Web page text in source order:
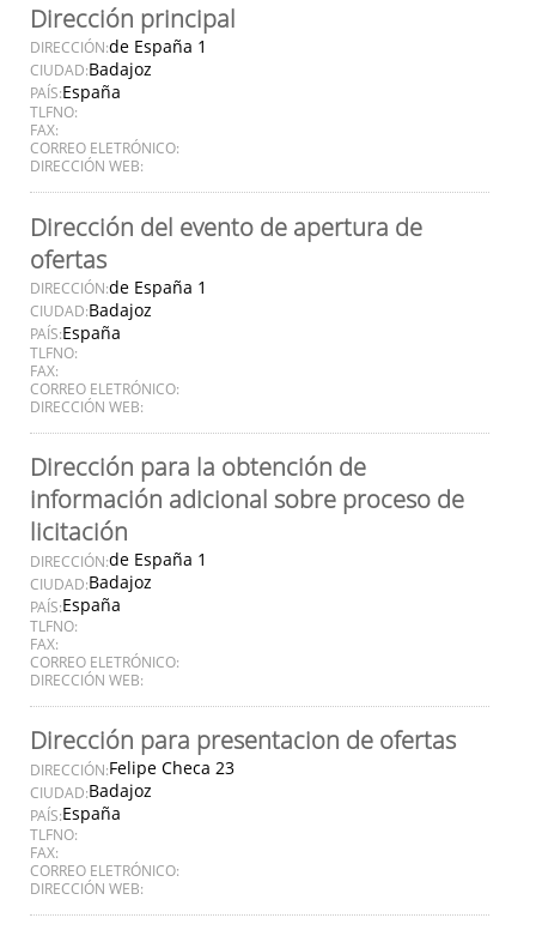
Dirección principal
DIRECCIÓN:de España 1
CIUDAD:Badajoz
PAÍS:España
TLFNO:
FAX:
CORREO ELETRÓNICO:
DIRECCIÓN WEB:
Dirección del evento de apertura de
ofertas
DIRECCIÓN:de España 1
CIUDAD:Badajoz
PAÍS:España
TLFNO:
FAX:
CORREO ELETRÓNICO:
DIRECCIÓN WEB:
Dirección para la obtención de
información adicional sobre proceso de
licitación
DIRECCIÓN:de España 1
CIUDAD:Badajoz
PAÍS:España
TLFNO:
FAX:
CORREO ELETRÓNICO:
DIRECCIÓN WEB:
Dirección para presentacion de ofertas
DIRECCIÓN:Felipe Checa 23
CIUDAD:Badajoz
PAÍS:España
TLFNO:
FAX:
CORREO ELETRÓNICO:
DIRECCIÓN WEB: